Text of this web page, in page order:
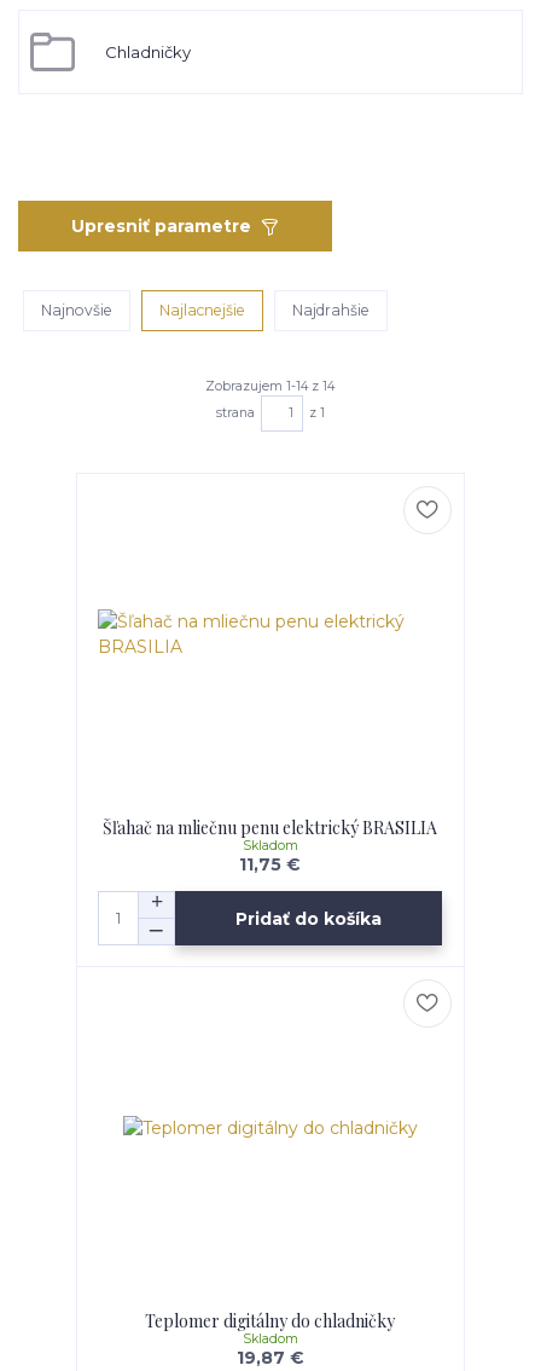
Chladničky
Upresniť parametre
Najnovšie Najlacnejšie Najdrahšie
Zobrazujem 1-14 z 14
strana
z 1
Šľahač na mliečnu penu elektrický BRASILIA
11,75 €
Skladom
Pridať do košíka
Teplomer digitálny do chladničky
19,87 €
Skladom